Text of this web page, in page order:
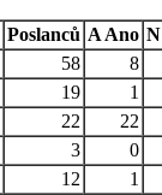
Poslanců A Ano N
58
8
19
1
22
22
3
0
12
1